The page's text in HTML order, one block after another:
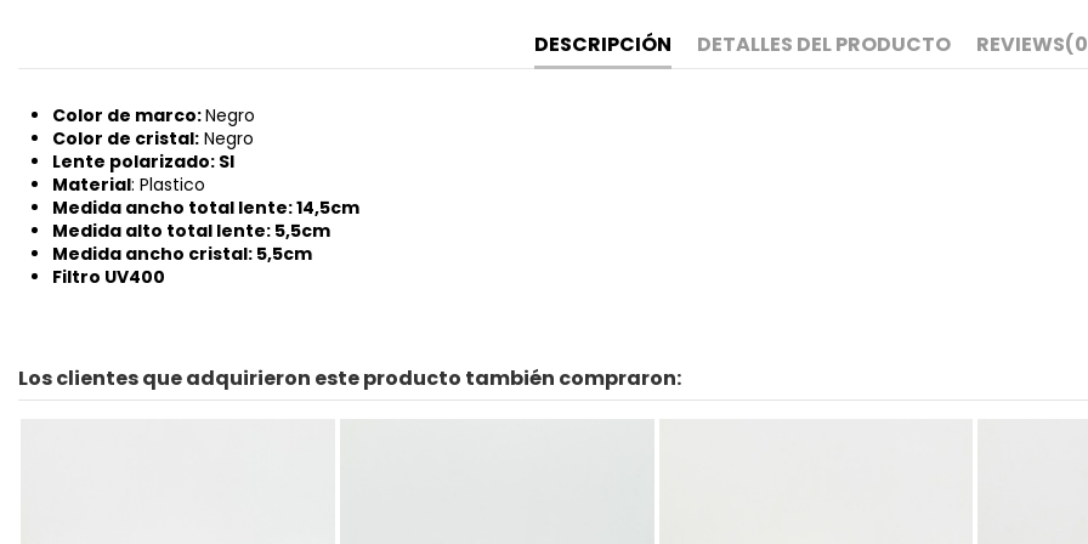
DESCRIPCIÓN DETALLES DEL PRODUCTO REVIEWS
Color de marco:Negro
Color de cristal: Negro
Lente polarizado: SI
Material: Plastico
Medida ancho total lente: 14,5cm
Medida alto total lente: 5,5cm
Medida ancho cristal: 5,5cm
Filtro UV400
Los clientes que adquirieron este producto también compraron: